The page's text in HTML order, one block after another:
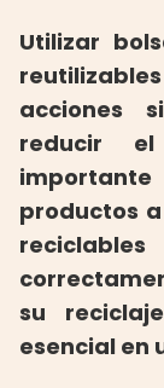
Utilizar
acciones
reducir el
productos
su
esencial en